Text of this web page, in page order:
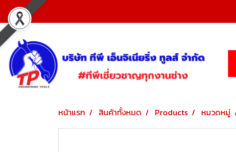
หน้าแรก สินค้าทั้งหมด Products หมวดหมู่